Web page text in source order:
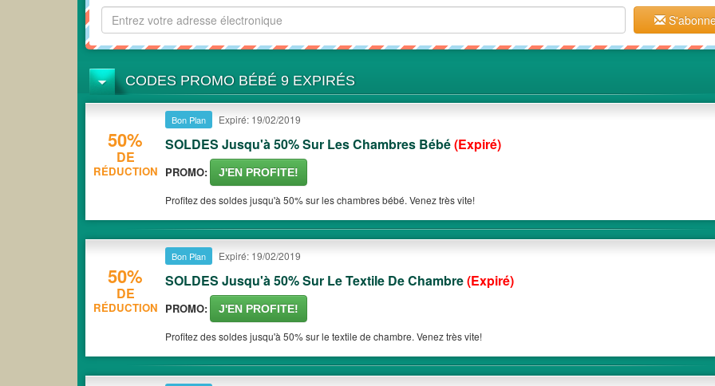
CODES PROMO BÉBÉ 9 EXPIRÉS
50%
DE
RÉDUCTION
Bon Plan Expiré: 19/02/2019
SOLDES Jusqu'à 50% Sur Les Chambres Bébé(Expiré)
PROMO: J'EN PROFITE!
Profitez des soldes jusqu'à 50% sur les chambres bébé. Venez très vite!
50%
DE
RÉDUCTION
Bon Plan Expiré: 19/02/2019
SOLDES Jusqu'à 50% Sur Le Textile De Chambre(Expiré)
PROMO: J'EN PROFITE!
Profitez des soldes jusqu'à 50% sur le textile de chambre. Venez très vite!